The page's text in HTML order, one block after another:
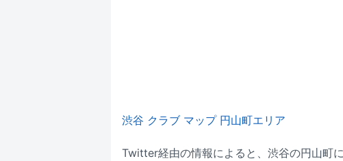
渋谷 クラブ マップ 円山町エリア
Twitter経由の情報によると、渋谷の円山町